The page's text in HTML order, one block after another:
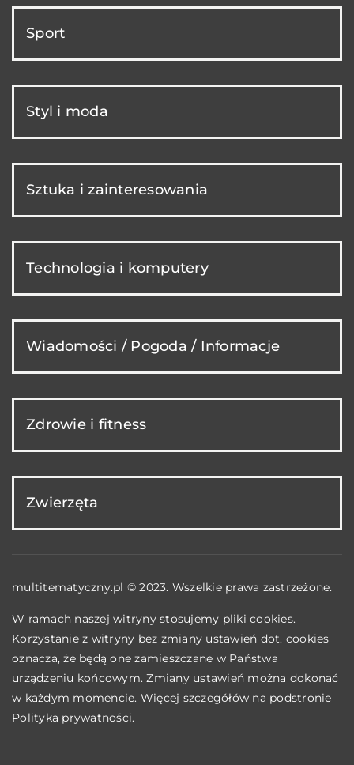
Sport
Styl i moda
Sztuka i zainteresowania
Technologia i komputery
Wiadomości / Pogoda / Informacje
Zdrowie i fitness
Zwierzęta
multitematyczny.pl © 2023. Wszelkie prawa zastrzeżone.
W ramach naszej witryny stosujemy pliki cookies.
Korzystanie z witryny bez zmiany ustawień dot. cookies
oznacza, że będą one zamieszczane w Państwa
urządzeniu końcowym. Zmiany ustawień można dokonać
w każdym momencie. Więcej szczegółów na podstronie
Polityka prywatności.